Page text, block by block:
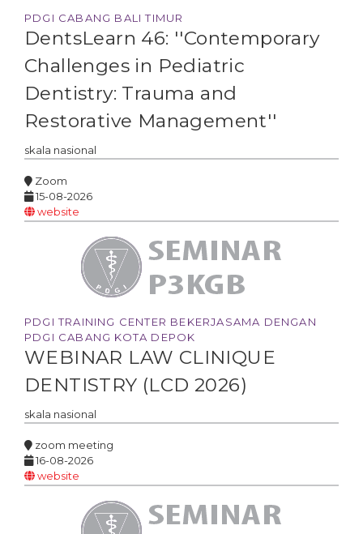
PDGI CABANG BALI TIMUR
DentsLearn 46: ''Contemporary
Challenges in Pediatric
Dentistry: Trauma and
Restorative Management''
skala nasional
Zoom
15-08-2026
website
PDGI TRAINING CENTER BEKERJASAMA DENGAN
PDGI CABANG KOTA DEPOK
WEBINAR LAW CLINIQUE
DENTISTRY (LCD 2026)
skala nasional
zoom meeting
16-08-2026
website